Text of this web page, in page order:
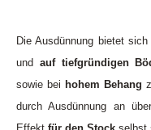
Die Ausdünnung bietet
und auf tiefgründigen
sowie bei hohem Behang
durch Ausdünnung an